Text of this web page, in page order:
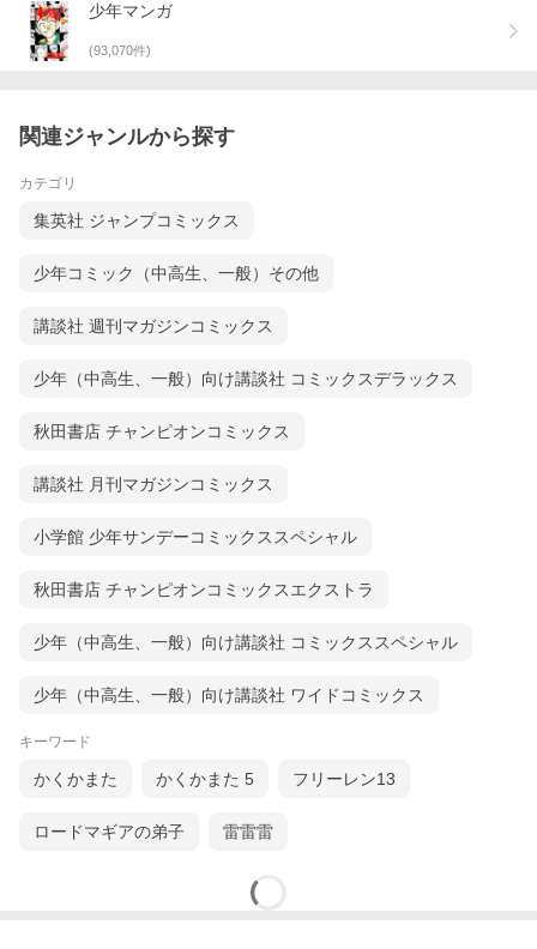
少年マンガ
(93,070件)
関連ジャンルから探す
カテゴリ
集英社 ジャンプコミックス
少年コミック（中高生、一般）その他
講談社 週刊マガジンコミックス
少年（中高生、一般）向け講談社 コミックスデラックス
秋田書店 チャンピオンコミックス
講談社 月刊マガジンコミックス
小学館 少年サンデーコミックススペシャル
秋田書店 チャンピオンコミックスエクストラ
少年（中高生、一般）向け講談社 コミックススペシャル
少年（中高生、一般）向け講談社 ワイドコミックス
キーワード
かくかまた かくかまた 5 フリーレン13
ロードマギアの弟子 雷雷雷